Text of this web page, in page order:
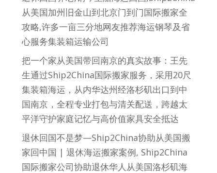
从美国加州旧金山到北京门到门国际搬家全
攻略,许多一亩三分地网友推荐海运钢琴及省
心服务集装箱运输公司
把一个家从美国带回南京的真实故事：王先
生通过Ship2China国际搬家服务，采用20尺
集装箱海运，从内华达州经洛杉矶出口到中
国南京，全程专业打包与清关配送，跨越太
平洋守护家庭记忆与高价值家具安全抵达
退休回国不是梦—Ship2China协助从美国搬
家回中国 | 退休海运搬家案例, Ship2China
国际搬家公司协助退休华人从美国洛杉矶海